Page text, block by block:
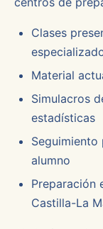
Clases
Material
Simulacros
estadísticas
alumno
Preparación
Castilla-La